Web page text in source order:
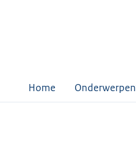
Home Onderwerpen